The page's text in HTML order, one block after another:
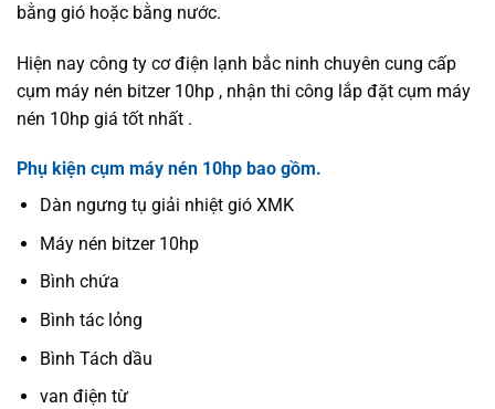
bằng gió hoặc bằng nước.
Hiện nay công ty cơ điện lạnh bắc ninh chuyên cung cấp
cụm máy nén bitzer 10hp , nhận thi công lắp đặt cụm máy
nén 10hp giá tốt nhất .
Phụ kiện cụm máy nén 10hp bao gồm.
Dàn ngưng tụ giải nhiệt gió XMK
Máy nén bitzer 10hp
Bình chứa
Bình tác lỏng
Bình Tách dầu
van điện từ